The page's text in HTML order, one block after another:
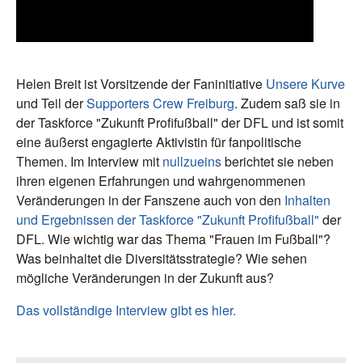
Helen Breit ist Vorsitzende der Faninitiative Unsere Kurve
und Teil derSupporters Crew Freiburg. Zudem saß sie in
der Taskforce "Zukunft Profifußball" der DFL und ist somit
eine äußerst engagierte Aktivistin für fanpolitische
Themen. Im Interview mit nullzueinsberichtet sie neben
ihren eigenen Erfahrungen und wahrgenommenen
Veränderungen in der Fanszene auch von den Inhalten
und Ergebnissen der Taskforce "Zukunft Profifußball" der
DFL. Wie wichtig war das Thema "Frauen im Fußball"?
Was beinhaltet die Diversitätsstrategie? Wie sehen
mögliche Veränderungen in der Zukunft aus?
Das vollständige Interview gibt es hier.